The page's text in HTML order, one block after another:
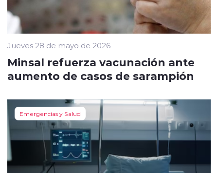
Jueves 28 de mayo de 2026
Minsal refuerza vacunación ante
aumento de casos de sarampión
Emergencias y Salud